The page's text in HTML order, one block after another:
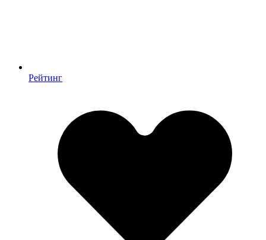
Рейтинг